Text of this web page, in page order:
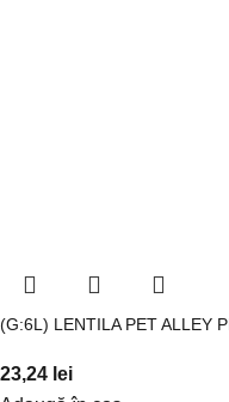
(G:6L) LENTILA PET ALLEY
23,24 lei